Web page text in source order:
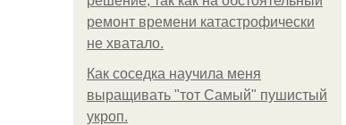
ремонт времени катастрофически
не хватало.
Как соседка научила меня
выращивать "тот Самый" пушистый
укроп.